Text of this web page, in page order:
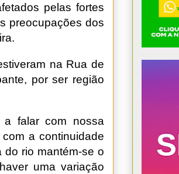
pelas fortes
preocupações dos
na Rua de
por ser região
a falar com nossa
a continuidade
rio mantém-se o
uma variação